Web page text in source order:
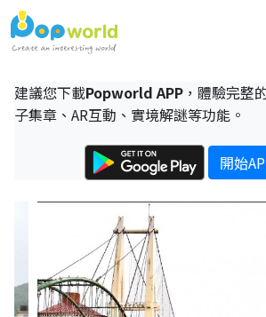
建議您下載Popworld APP ，體驗完整
子集章、AR互動、實境解謎等功能。
開始